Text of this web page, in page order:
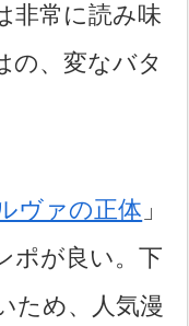
非常に読み味
の、変なバタ
ヴァの正体 」
ポが良い。下
ため、人気漫